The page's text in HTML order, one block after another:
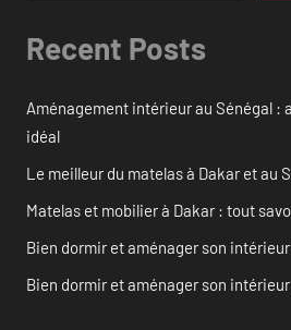
Recent Posts
Aménagement intérieur au Sénégal :
idéal
Le meilleur du matelas à Dakar et au
Matelas et mobilier à Dakar : tout
Bien dormir et aménager son
Bien dormir et aménager son